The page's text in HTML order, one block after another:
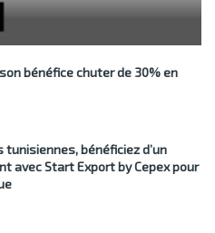
bénéfice chuter de 30% en
bénéficiez d’un
avec Start Export by Cepex pour